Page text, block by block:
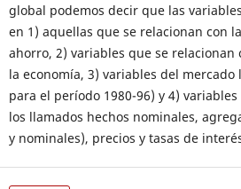
global podemos decir que las
en 1) aquellas que se relacionan con
ahorro, 2) variables que se relacionan
la economía, 3) variables del
para el período 1980-96) y 4)
los llamados hechos nominales,
y nominales), precios y tasas de